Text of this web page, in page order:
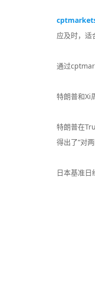
应及时，适
通过
特朗普和Xi
特朗普在
得出了“对
日本基准日